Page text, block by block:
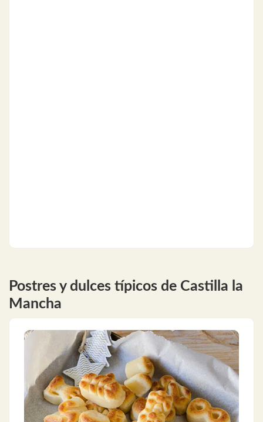
Postres y dulces típicos de Castilla la
Mancha